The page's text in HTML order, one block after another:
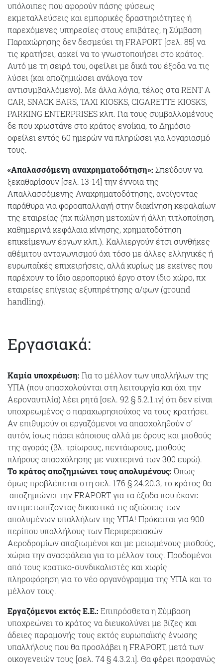
υπόλοιπες που αφορούν πάσης φύσεως
εκμεταλλεύσεις και εμπορικές δραστηριότητες ή
παρεχόμενες υπηρεσίες στους επιβάτες, η Σύμβαση
Παραχώρησης δεν δεσμεύει τη FRAPORT [σελ. 85] να
τις κρατήσει, αρκεί να το γνωστοποιήσει στο κράτος.
Αυτό με τη σειρά του, οφείλει με δικά του έξοδα να τις
λύσει (και αποζημιώσει ανάλογα τον
αντισυμβαλλόμενο). Με άλλα λόγια, τέλος στα RENT A
CAR, SNACK BARS, TAXI KIOSKS, CIGARETTE KIOSKS,
PARKING ENTERPRISES κλπ. Για τους συμβαλλομένους
δε που χρωστάνε στο κράτος ενοίκια, το Δημόσιο
οφείλει εντός 60 ημερών να πληρώσει για λογαριασμό
τους.
«Απαλασσόμενη αναχρηματοδότηση»: Σπεύδουν να
ξεκαθαρίσουν [σελ. 13-14] την έννοια της
Απαλλασσόμενης Αναχρηματοδότησης, ανοίγοντας
παράθυρα για φοροαπαλλαγή στην διακίνηση κεφαλαίων
της εταιρείας (πχ πώληση μετοχών ή άλλη τιτλοποίηση,
καθημερινά κεφάλαια κίνησης, χρηματοδότηση
επικείμενων έργων κλπ.). Καλλιεργούν έτσι συνθήκες
αθέμιτου ανταγωνισμού όχι τόσο με άλλες ελληνικές ή
ευρωπαϊκές επιχειρήσεις, αλλά κυρίως με εκείνες που
παρέχουν το ίδιο αεροπορικό έργο στον ίδιο χώρο, πχ
εταιρείες επίγειας εξυπηρέτησης α/φων (ground
handling).
Εργασιακά:
Καμία υποχρέωση: Για το μέλλον των υπαλλήλων της
ΥΠΑ (που απασχολούνται στη λειτουργία και όχι την
Αεροναυτιλία) λέει ρητά [σελ. 92 § 5.2.1.ιγ] ότι δεν είναι
υποχρεωμένος ο παραχωρησιούχος να τους κρατήσει.
Αν επιθυμούν οι εργαζόμενοι να απασχοληθούν σ’
αυτόν, ίσως πάρει κάποιους αλλά με όρους και μισθούς
της αγοράς (βλ. τρίωρους, πεντάωρους, μισθούς
πλήρους απασχόλησης με νυχτερινά των 300 ευρώ).
Το κράτος αποζημιώνει τους απολυμένους: Όπως
όμως προβλέπεται στη σελ. 176 § 24.20.3, το κράτος θα
αποζημιώνει την FRAPORT για τα έξοδα που έκανε
αντιμετωπίζοντας δικαστικά τις αξιώσεις των
απολυμένων υπαλλήλων της ΥΠΑ! Πρόκειται για 900
περίπου υπαλλήλους των Περιφερειακών
Αεροδρομίων απαξιωμένοι και με μειωμένους μισθούς,
χώρια την ανασφάλεια για το μέλλον τους. Προδομένοι
από τους κρατικο-συνδικαλιστές και χωρίς
πληροφόρηση για το νέο οργανόγραμμα της ΥΠΑ και το
μέλλον τους.
Εργαζόμενοι εκτός Ε.Ε.: Επιπρόσθετα η Σύμβαση
υποχρεώνει το κράτος να διευκολύνει με βίζες και
άδειες παραμονής τους εκτός ευρωπαϊκής ένωσης
υπαλλήλους που θα προσλάβει η FRAPORT, μετά των
οικογενειών τους [σελ. 74 § 4.3.2.ι]. Θα φέρει προφανώς